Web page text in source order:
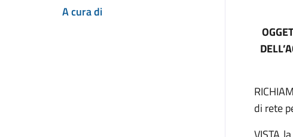
A cura di
di rete